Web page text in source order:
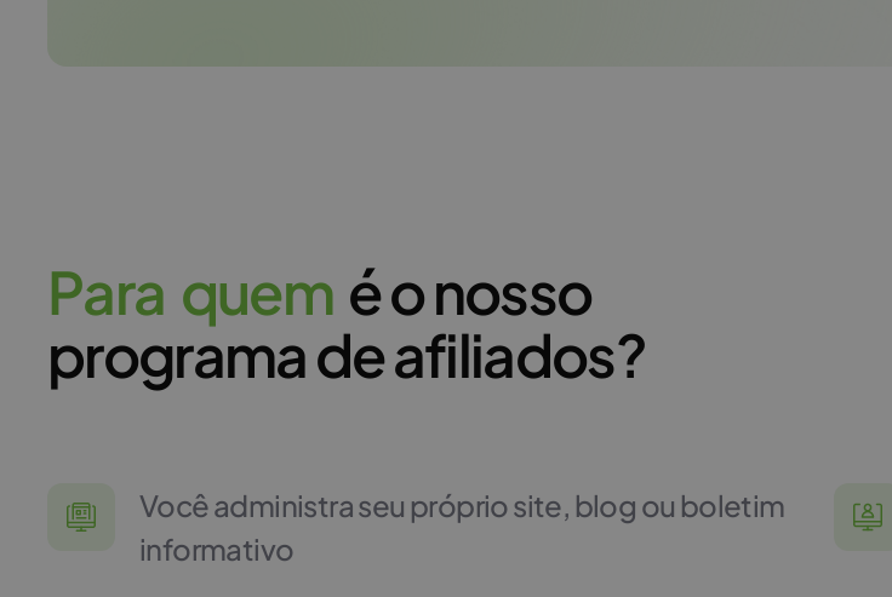
Para quem é o nosso
programa de afiliados?
Você administra seu próprio site, blog ou boletim
informativo